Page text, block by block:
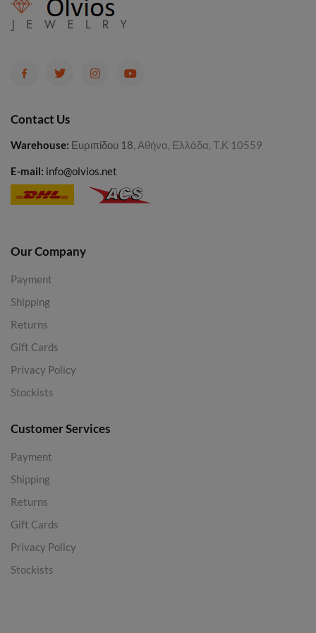
Contact Us
Warehouse: Ευριπίδου 18, Αθήνα, Ελλάδα, Τ.Κ 10559
E-mail: info@olvios.net
Our Company
Payment
Shipping
Returns
Gift Cards
Privacy Policy
Stockists
Customer Services
Payment
Shipping
Returns
Gift Cards
Privacy Policy
Stockists